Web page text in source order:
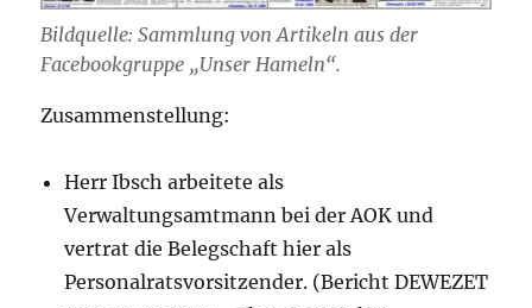
Bildquelle: Sammlung von Artikeln aus der
Facebookgruppe „Unser Hameln“.
Zusammenstellung:
Herr Ibsch arbeitete als
Verwaltungsamtmann bei der AOK und
vertrat die Belegschaft hier als
Personalratsvorsitzender. (Bericht DEWEZET